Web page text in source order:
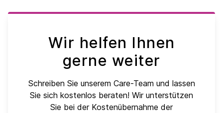
Wir helfen Ihnen
gerne weiter
Schreiben Sie unserem Care-Team und lassen
Sie sich kostenlos beraten! Wir unterstützen
Sie bei der Kostenübernahme der